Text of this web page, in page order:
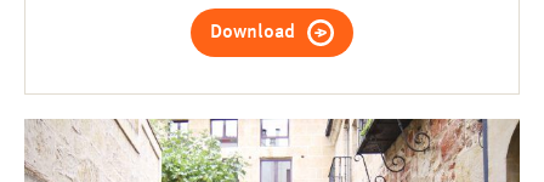
Download